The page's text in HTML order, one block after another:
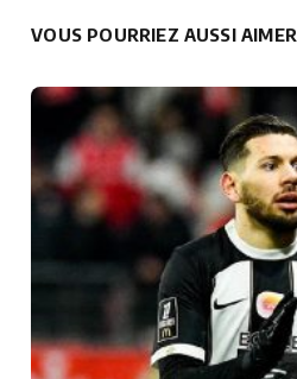
VOUS POURRIEZ AUSSI AIMER